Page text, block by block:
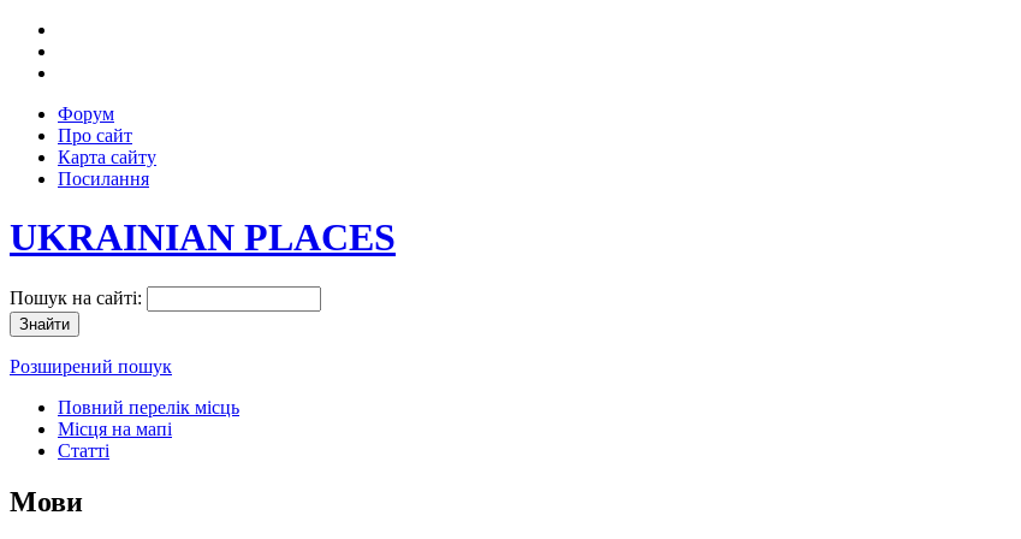
Форум
Про сайт
Карта сайту
Посилання
UKRAINIAN PLACES
Пошук на сайті:
Розширений пошук
Повний перелік місць
Місця на мапі
Статті
Мови